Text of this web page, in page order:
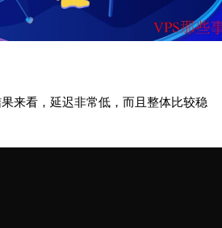
来看，延迟非常低，而且整体比较稳